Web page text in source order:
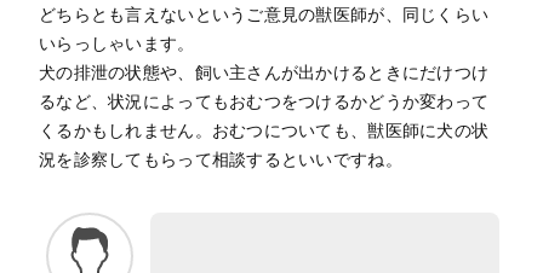
どちらとも言えないというご意見の獣医師が、同じくらい
いらっしゃいます。
犬の排泄の状態や、飼い主さんが出かけるときにだけつけ
るなど、状況によってもおむつをつけるかどうか変わって
くるかもしれません。おむつについても、獣医師に犬の状
況を診察してもらって相談するといいですね。